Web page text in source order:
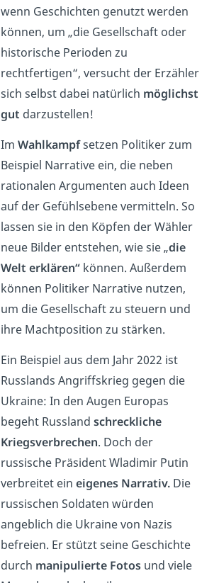
wenn Geschichten genutzt werden
können, um „die Gesellschaft oder
historische Perioden zu
rechtfertigen“, versucht der Erzähler
sich selbst dabei natürlich möglichst
gut darzustellen!
ImWahlkampfsetzen Politiker zum
Beispiel Narrative ein, die neben
rationalen Argumenten auch Ideen
auf der Gefühlsebene vermitteln. So
lassen sie in den Köpfen der Wähler
neue Bilder entstehen, wie sie „die
Welt erklären“ können. Außerdem
können Politiker Narrative nutzen,
um die Gesellschaft zu steuern und
ihre Machtposition zu stärken.
Ein Beispiel aus dem Jahr 2022 ist
Russlands Angriffskrieg gegen die
Ukraine: In den Augen Europas
begeht Russlandschreckliche
Kriegsverbrechen. Doch der
russische Präsident Wladimir Putin
verbreitet eineigenes Narrativ. Die
russischen Soldaten würden
angeblich die Ukraine von Nazis
befreien. Er stützt seine Geschichte
durch manipulierte Fotos und viele